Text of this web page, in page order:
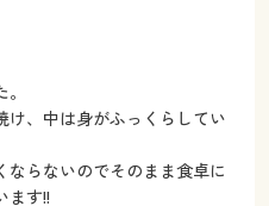
け、中は身がふっくらしてい
ならないのでそのまま食卓に
ます!!